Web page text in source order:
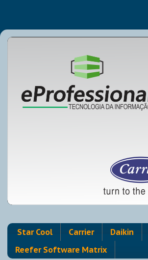
Star Cool Carrier Daikin
Reefer Software Matrix